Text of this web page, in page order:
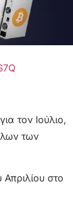
τον Ιούλιο,
των
στο